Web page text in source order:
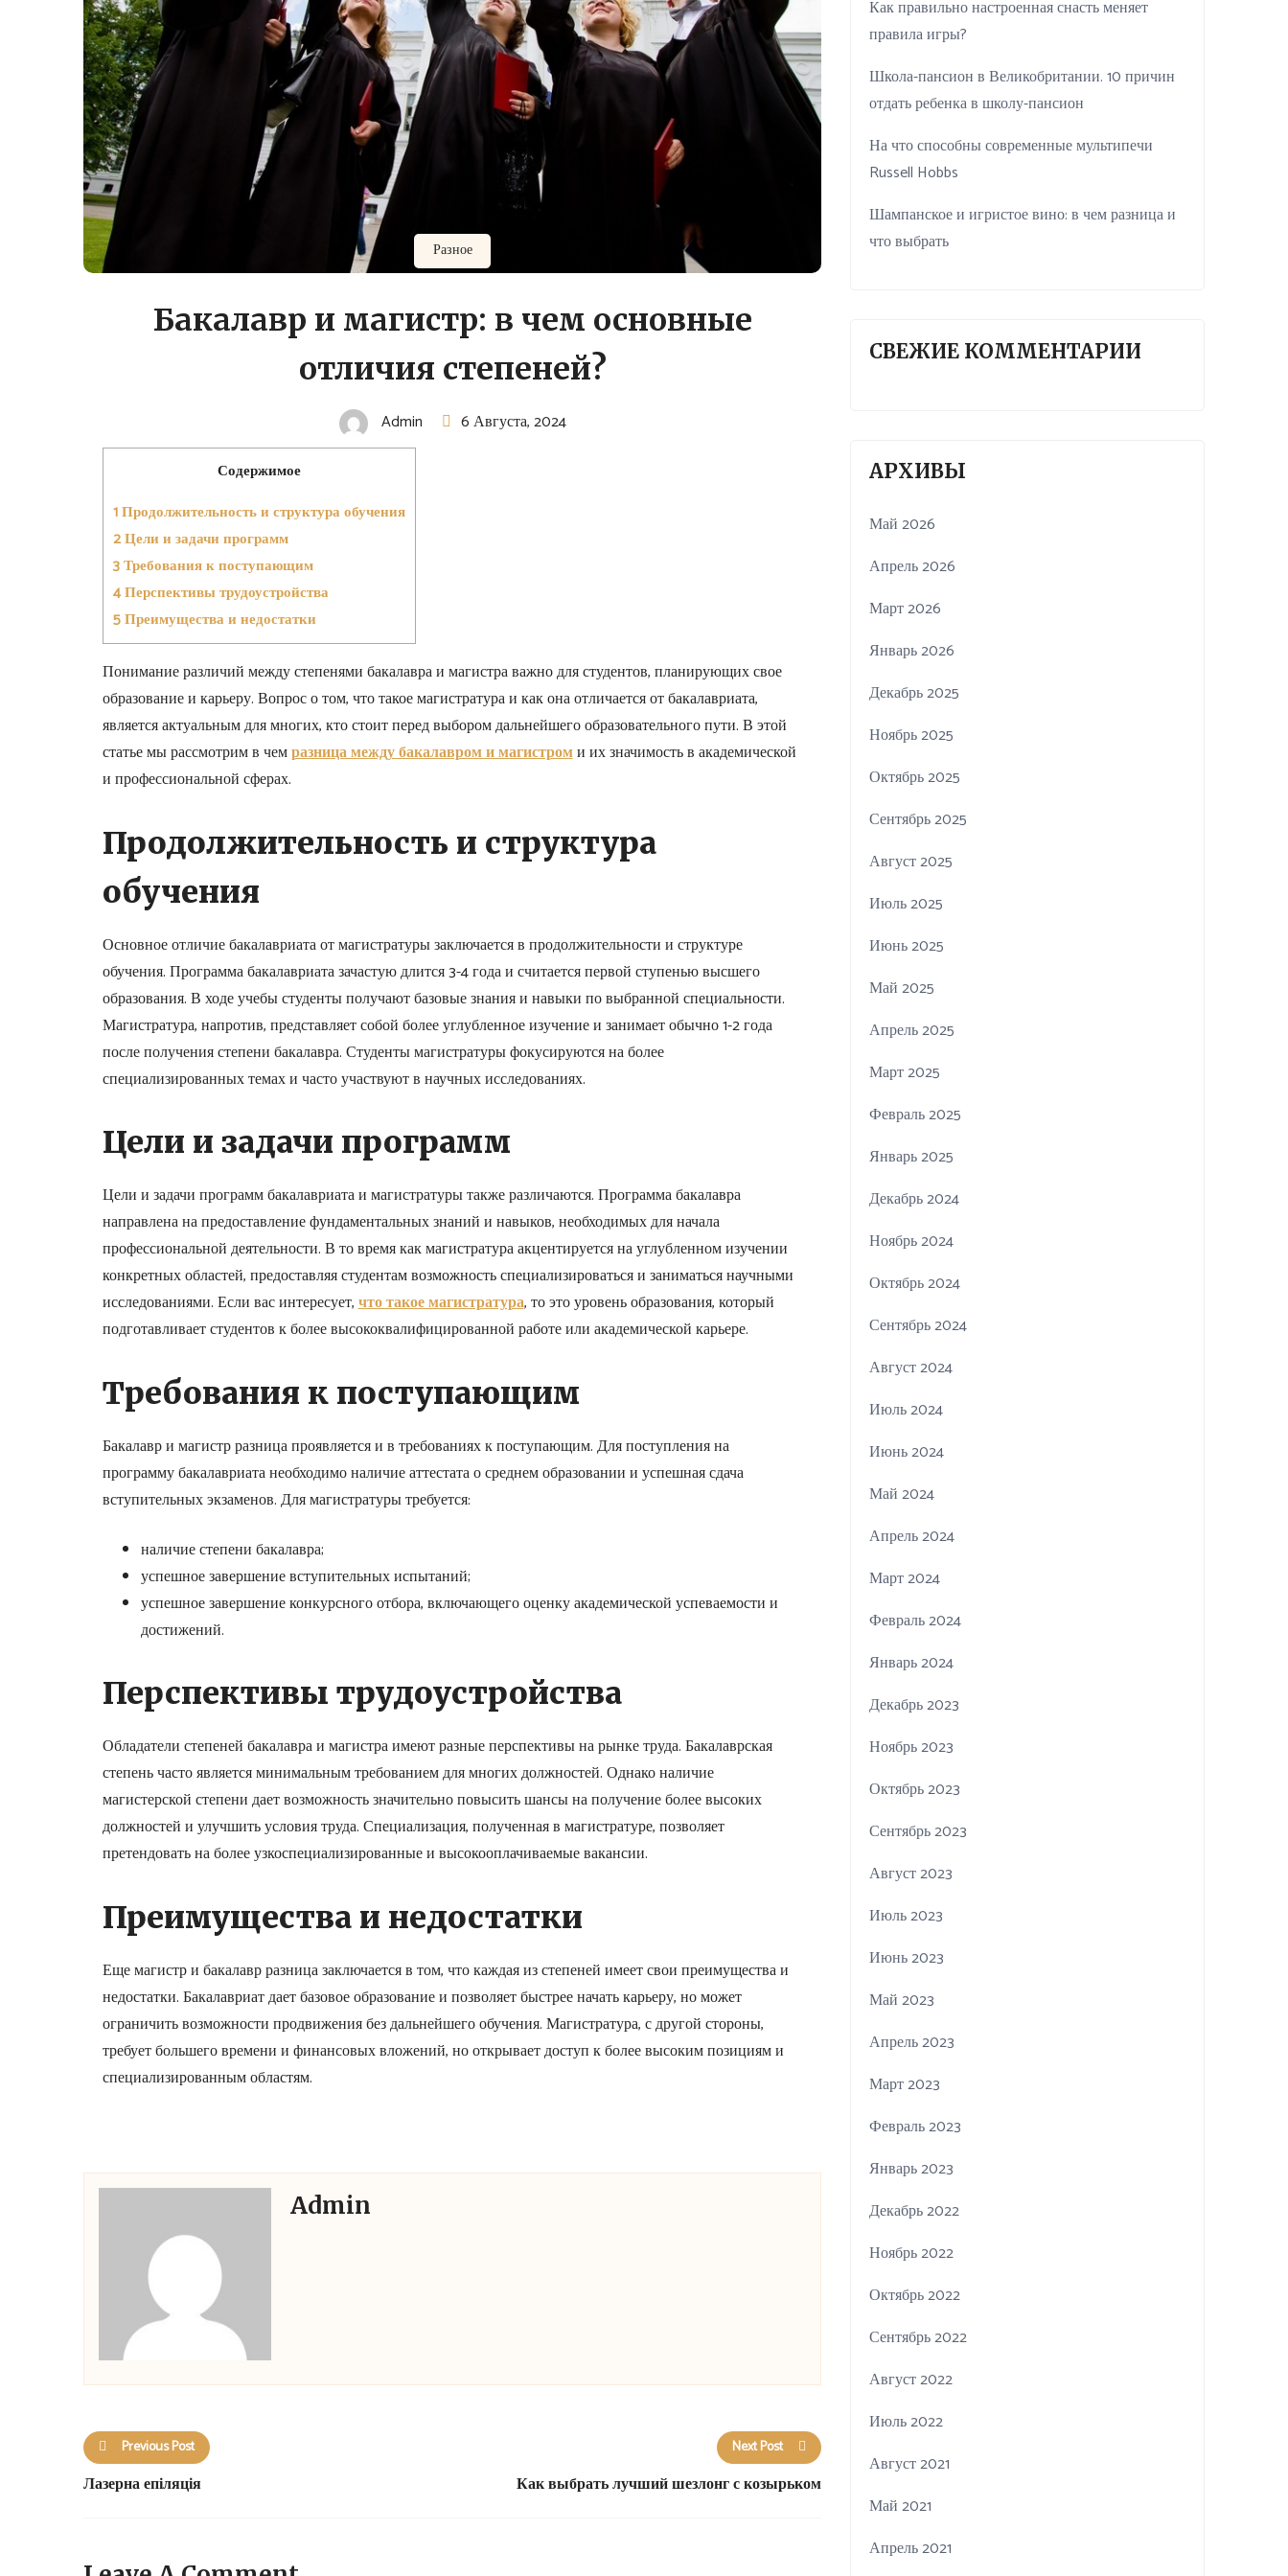
Разное
Бакалавр и магистр: в чем основные
отличия степеней?
Admin 6 Августа, 2024
Содержимое
1Продолжительность и структура обучения
2Цели и задачи программ
3Требования к поступающим
4Перспективы трудоустройства
5Преимущества и недостатки
Понимание различий между степенями бакалавра и магистра важно для студентов, планирующих свое
образование и карьеру. Вопрос о том, что такое магистратура и как она отличается от бакалавриата,
является актуальным для многих, кто стоит перед выбором дальнейшего образовательного пути. В этой
статье мы рассмотрим в чемразница между бакалавром и магистроми их значимость в академической
и профессиональной сферах.
Продолжительность и структура
обучения
Основное отличие бакалавриата от магистратуры заключается в продолжительности и структуре
обучения. Программа бакалавриата зачастую длится 3-4 года и считается первой ступенью высшего
образования. В ходе учебы студенты получают базовые знания и навыки по выбранной специальности.
Магистратура, напротив, представляет собой более углубленное изучение и занимает обычно 1-2 года
после получения степени бакалавра. Студенты магистратуры фокусируются на более
специализированных темах и часто участвуют в научных исследованиях.
Цели и задачи программ
Цели и задачи программ бакалавриата и магистратуры также различаются. Программа бакалавра
направлена на предоставление фундаментальных знаний и навыков, необходимых для начала
профессиональной деятельности. В то время как магистратура акцентируется на углубленном изучении
конкретных областей, предоставляя студентам возможность специализироваться и заниматься научными
исследованиями. Если вас интересует,что такое магистратура, то это уровень образования, который
подготавливает студентов к более высококвалифицированной работе или академической карьере.
Требования к поступающим
Бакалавр и магистр разница проявляется и в требованиях к поступающим. Для поступления на
программу бакалавриата необходимо наличие аттестата о среднем образовании и успешная сдача
вступительных экзаменов. Для магистратуры требуется:
наличие степени бакалавра;
успешное завершение вступительных испытаний;
успешное завершение конкурсного отбора, включающего оценку академической успеваемости и
достижений.
Перспективы трудоустройства
Обладатели степеней бакалавра и магистра имеют разные перспективы на рынке труда. Бакалаврская
степень часто является минимальным требованием для многих должностей. Однако наличие
магистерской степени дает возможность значительно повысить шансы на получение более высоких
должностей и улучшить условия труда. Специализация, полученная в магистратуре, позволяет
претендовать на более узкоспециализированные и высокооплачиваемые вакансии.
Преимущества и недостатки
Еще магистр и бакалавр разница заключается в том, что каждая из степеней имеет свои преимущества и
недостатки. Бакалавриат дает базовое образование и позволяет быстрее начать карьеру, но может
ограничить возможности продвижения без дальнейшего обучения. Магистратура, с другой стороны,
требует большего времени и финансовых вложений, но открывает доступ к более высоким позициям и
специализированным областям.
Admin
Previous Post
Лазерна епіляція
Next Post
Как выбрать лучший шезлонг с козырьком
Как правильно настроенная снасть меняет
правила игры?
Школа-пансион в Великобритании. 10 причин
отдать ребенка в школу-пансион
На что способны современные мультипечи
Russell Hobbs
Шампанское и игристое вино: в чем разница и
что выбрать
СВЕЖИЕ КОММЕНТАРИИ
АРХИВЫ
Май 2026
Апрель 2026
Март 2026
Январь 2026
Декабрь 2025
Ноябрь 2025
Октябрь 2025
Сентябрь 2025
Август 2025
Июль 2025
Июнь 2025
Май 2025
Апрель 2025
Март 2025
Февраль 2025
Январь 2025
Декабрь 2024
Ноябрь 2024
Октябрь 2024
Сентябрь 2024
Август 2024
Июль 2024
Июнь 2024
Май 2024
Апрель 2024
Март 2024
Февраль 2024
Январь 2024
Декабрь 2023
Ноябрь 2023
Октябрь 2023
Сентябрь 2023
Август 2023
Июль 2023
Июнь 2023
Май 2023
Апрель 2023
Март 2023
Февраль 2023
Январь 2023
Декабрь 2022
Ноябрь 2022
Октябрь 2022
Сентябрь 2022
Август 2022
Июль 2022
Август 2021
Май 2021
Апрель 2021